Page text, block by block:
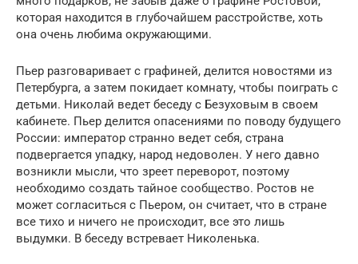
которая находится в глубочайшем расстройстве, хоть
она очень любима окружающими.
Пьер разговаривает с графиней, делится новостями из
Петербурга, а затем покидает комнату, чтобы поиграть с
детьми. Николай ведет беседу с Безуховым в своем
кабинете. Пьер делится опасениями по поводу будущего
России: император странно ведет себя, страна
подвергается упадку, народ недоволен. У него давно
возникли мысли, что зреет переворот, поэтому
необходимо создать тайное сообщество. Ростов не
может согласиться с Пьером, он считает, что в стране
все тихо и ничего не происходит, все это лишь
выдумки. В беседу встревает Николенька.